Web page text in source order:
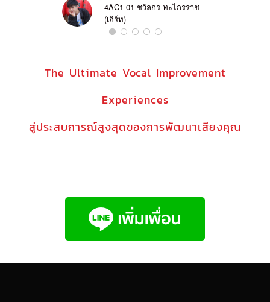
4AC1 01 ชวัลกร ทะไกรราช
(เอิร์ท)
The Ultimate Vocal Improvement
Experiences
สู่ประสบการณ์สูงสุดของการพัฒนาเสียงคุณ